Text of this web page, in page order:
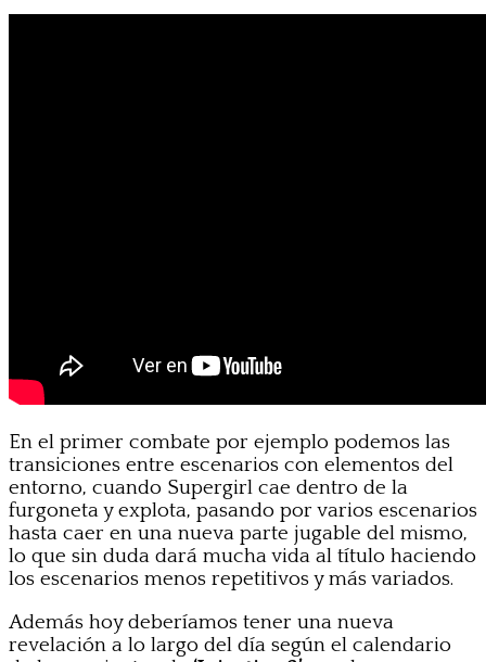
En el primer combate por ejemplo podemos las
transiciones entre escenarios con elementos del
entorno, cuando Supergirl cae dentro de la
furgoneta y explota, pasando por varios escenarios
hasta caer en una nueva parte jugable del mismo,
lo que sin duda dará mucha vida al título haciendo
los escenarios menos repetitivos y más variados.
Además hoy deberíamos tener una nueva
revelación a lo largo del día según el calendario